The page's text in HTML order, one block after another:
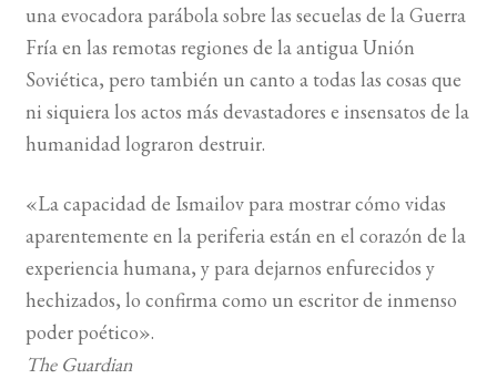
una evocadora parábola sobre las secuelas de la Guerra
Fría en las remotas regiones de la antigua Unión
Soviética, pero también un canto a todas las cosas que
ni siquiera los actos más devastadores e insensatos de la
humanidad lograron destruir.
«La capacidad de Ismailov para mostrar cómo vidas
aparentemente en la periferia están en el corazón de la
experiencia humana, y para dejarnos enfurecidos y
hechizados, lo confirma como un escritor de inmenso
poder poético».
The Guardian